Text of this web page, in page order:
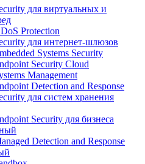
для виртуальных и
Protection
для интернет-шлюзов
Systems Security
Security Cloud
Management
Detection and Response
для систем хранения
Security для бизнеса
Detection and Response